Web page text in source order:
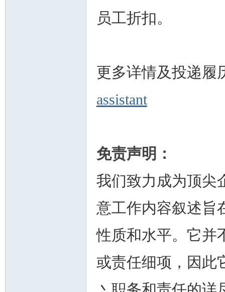
员工折扣。
更多详情及投递履
assistant
免责声明：
我们致力成为顶尖
意工作内容叙述旨
性质和水平。它并
或责任细项，因此